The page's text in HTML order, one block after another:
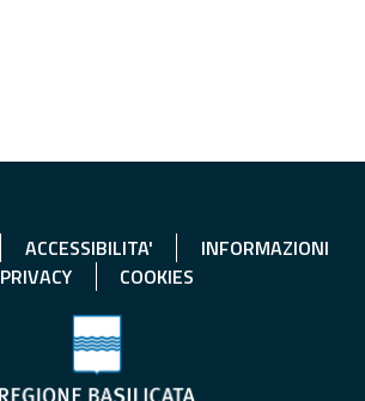
ACCESSIBILITA'
INFORMAZIONI
PRIVACY
COOKIES